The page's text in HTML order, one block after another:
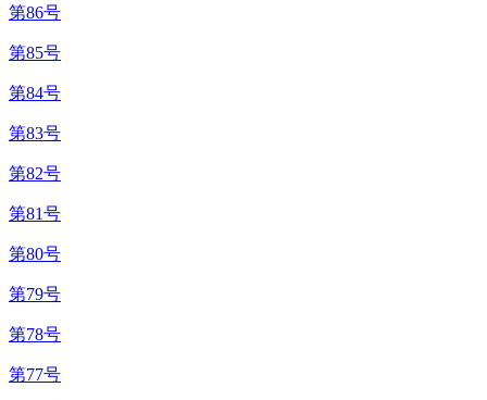
第86号
第85号
第84号
第83号
第82号
第81号
第80号
第79号
第78号
第77号